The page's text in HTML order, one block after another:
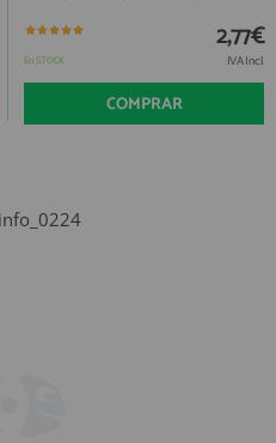
En STOCK
2,77€
IVA Incl.
COMPRAR